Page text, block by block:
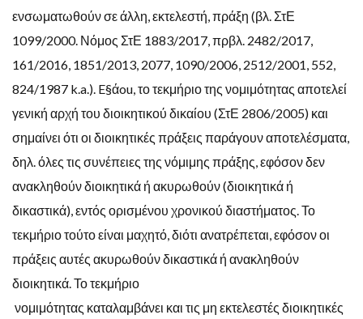
ενσωματωθούν σε άλλη, εκτελεστή, πράξη (βλ. ΣτΕ
1099/2000. Νόμος ΣτΕ 1883/2017, πρβλ. 2482/2017,
161/2016, 1851/2013, 2077, 1090/2006, 2512/2001, 552,
824/1987 k.a.). E§άou, το τεκμήριο της νομιμότητας αποτελεί
γενική αρχή του διοικητικού δικαίου (ΣτΕ 2806/2005) και
σημαίνει ότι οι διοικητικές πράξεις παράγουν αποτελέσματα,
δηλ. όλες τις συνέπειες της νόμιμης πράξης, εφόσον δεν
ανακληθούν διοικητικά ή ακυρωθούν (διοικητικά ή
δικαστικά), εντός ορισμένου χρονικού διαστήματος. Το
τεκμήριο τούτο είναι μαχητό, διότι ανατρέπεται, εφόσον οι
πράξεις αυτές ακυρωθούν δικαστικά ή ανακληθούν
διοικητικά. Το τεκμήριο
νομιμότητας καταλαμβάνει και τις μη εκτελεστές διοικητικές